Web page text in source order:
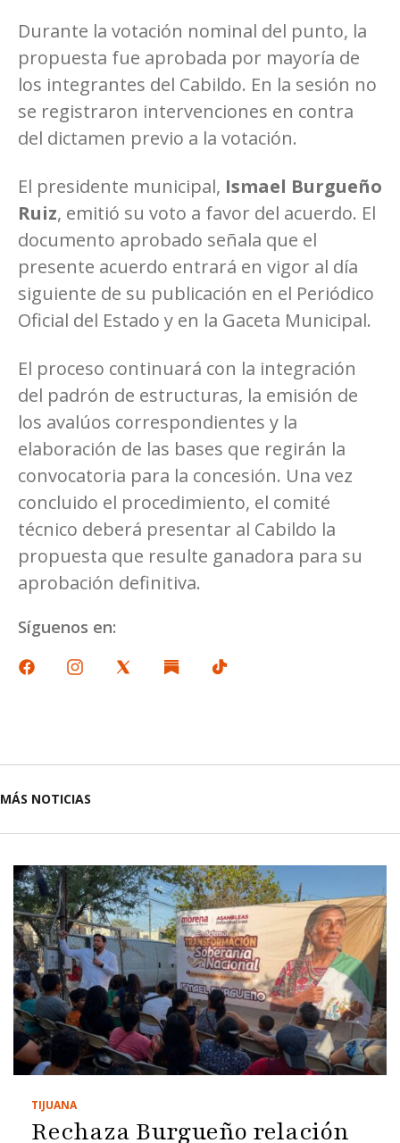
Durante la votación nominal del punto, la
propuesta fue aprobada por mayoría de
los integrantes del Cabildo. En la sesión no
se registraron intervenciones en contra
del dictamen previo a la votación.
El presidente municipal, Ismael Burgueño
Ruiz, emitió su voto a favor del acuerdo. El
documento aprobado señala que el
presente acuerdo entrará en vigor al día
siguiente de su publicación en el Periódico
Oficial del Estado y en la Gaceta Municipal.
El proceso continuará con la integración
del padrón de estructuras, la emisión de
los avalúos correspondientes y la
elaboración de las bases que regirán la
convocatoria para la concesión. Una vez
concluido el procedimiento, el comité
técnico deberá presentar al Cabildo la
propuesta que resulte ganadora para su
aprobación definitiva.
Síguenos en:
MÁS NOTICIAS
TIJUANA
Rechaza Burgueño relación